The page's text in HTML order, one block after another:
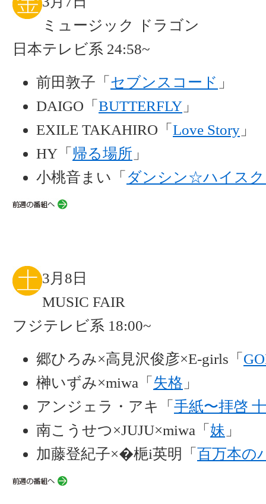
ミュージック ドラゴン
日本テレビ系 24:58~
前田敦子「 セブンスコード 」
DAIGO「 BUTTERFLY 」
EXILE TAKAHIRO「 Love Story 」
HY「 帰る場所 」
小桃音まい「 ダンシン☆ハイス
3月8日
MUSIC FAIR
フジテレビ系 18:00~
郷ひろみ×高見沢俊彦×E-girls「
榊いずみ×miwa「 失格 」
アンジェラ・アキ「 手紙〜拝啓
南こうせつ×JUJU×miwa「 妹 」
加藤登紀子×�梔i英明「 百万本の